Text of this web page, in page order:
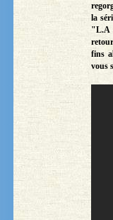
la
"L.A
fins
vous